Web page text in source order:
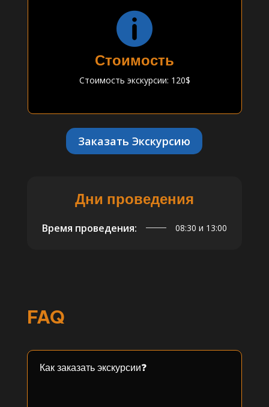

Стоимость
Стоимость экскурсии: 120$
Заказать Экскурсию
Дни проведения
Время проведения: 08:30 и 13:00
FAQ
Как заказать экскурсии❓